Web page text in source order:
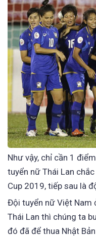
Như vậy, chỉ cần 1
tuyển nữ Thái Lan
Cup 2019, tiếp sau là
Đội tuyển nữ Việt Nam
Thái Lan thì chúng ta
đó đã để thua Nhật